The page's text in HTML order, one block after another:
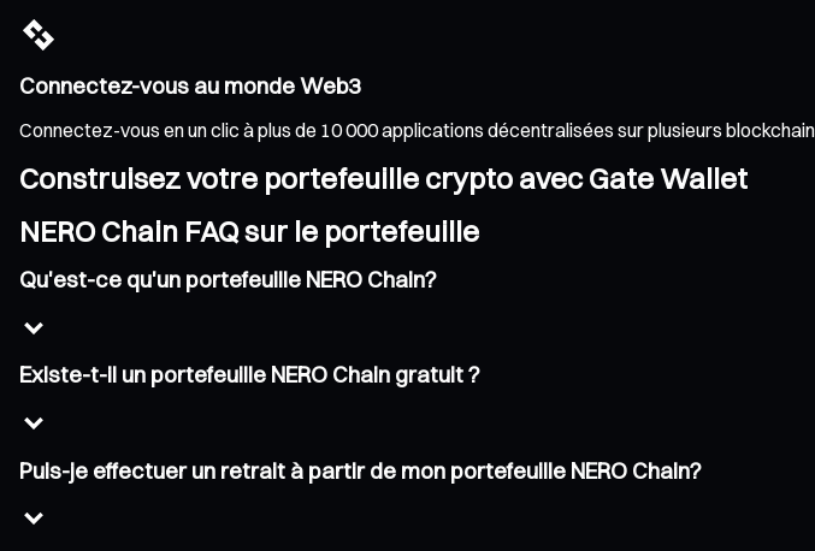
Connectez-vous au monde Web3
Connectez-vous en un clic à plus de 10 000 applications décentralisées sur plusieurs
Construisez votre portefeuille crypto avec Gate Wallet
NERO Chain FAQ sur le portefeuille
Qu'est-ce qu'un portefeuille NERO Chain?
Existe-t-il un portefeuille NERO Chain gratuit ?
Puis-je effectuer un retrait à partir de mon portefeuille NERO Chain?